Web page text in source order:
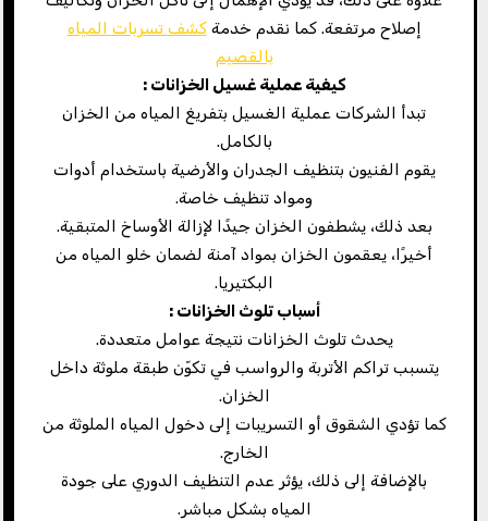
إصلاح مرتفعة. كما نقدم خدمةكشف تسربات المياه
بالقصيم
كيفية عملية غسيل الخزانات :
تبدأ الشركات عملية الغسيل بتفريغ المياه من الخزان
بالكامل.
يقوم الفنيون بتنظيف الجدران والأرضية باستخدام أدوات
ومواد تنظيف خاصة.
بعد ذلك، يشطفون الخزان جيدًا لإزالة الأوساخ المتبقية.
أخيرًا، يعقمون الخزان بمواد آمنة لضمان خلو المياه من
البكتيريا.
أسباب تلوث الخزانات :
يحدث تلوث الخزانات نتيجة عوامل متعددة.
يتسبب تراكم الأتربة والرواسب في تكوّن طبقة ملوثة داخل
الخزان.
كما تؤدي الشقوق أو التسريبات إلى دخول المياه الملوثة من
الخارج.
بالإضافة إلى ذلك، يؤثر عدم التنظيف الدوري على جودة
المياه بشكل مباشر.